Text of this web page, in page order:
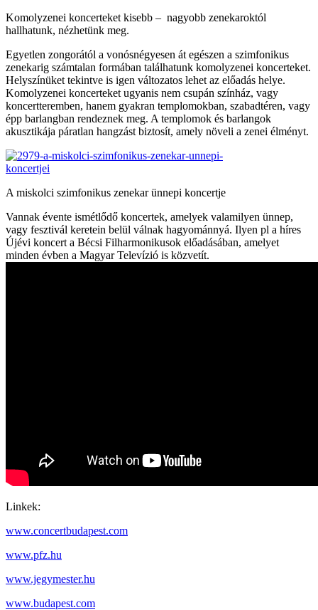
Komolyzenei koncerteket kisebb – nagyobb zenekaroktól
hallhatunk, nézhetünk meg.
Egyetlen zongorától a vonósnégyesen át egészen a szimfonikus
zenekarig számtalan formában találhatunk komolyzenei koncerteket.
Helyszínüket tekintve is igen változatos lehet az előadás helye.
Komolyzenei koncerteket ugyanis nem csupán színház, vagy
koncertteremben, hanem gyakran templomokban, szabadtéren, vagy
épp barlangban rendeznek meg. A templomok és barlangok
akusztikája páratlan hangzást biztosít, amely növeli a zenei élményt.
A miskolci szimfonikus zenekar ünnepi koncertje
Vannak évente ismétlődő koncertek, amelyek valamilyen ünnep,
vagy fesztivál keretein belül válnak hagyománnyá. Ilyen pl a híres
Újévi koncert a Bécsi Filharmonikusok előadásában, amelyet
minden évben a Magyar Televízió is közvetít.
Linkek:
www.concertbudapest.com
www.pfz.hu
www.jegymester.hu
www.budapest.com